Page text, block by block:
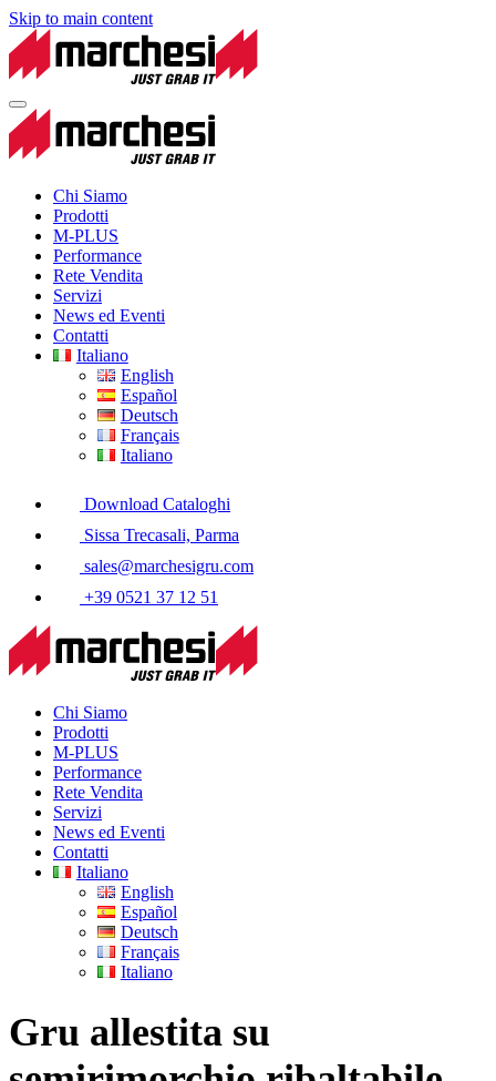
Skip to main content
Chi Siamo
Prodotti
M-PLUS
Performance
Rete Vendita
Servizi
News ed Eventi
Contatti
Italiano
English
Español
Deutsch
Français
Italiano
Download Cataloghi
Sissa Trecasali, Parma
sales@marchesigru.com
+39 0521 37 12 51
Chi Siamo
Prodotti
M-PLUS
Performance
Rete Vendita
Servizi
News ed Eventi
Contatti
Italiano
English
Español
Deutsch
Français
Italiano
Gru allestita su